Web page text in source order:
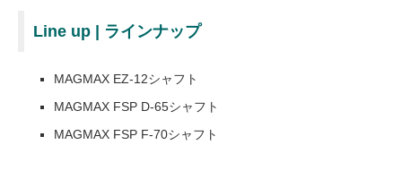
Line up | ラインナップ
MAGMAX EZ-12シャフト
MAGMAX FSP D-65シャフト
MAGMAX FSP F-70シャフト